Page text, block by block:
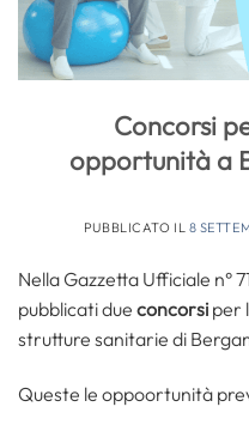
Concorsi
opportunità a
PUBBLICATO IL 8
Nella Gazzetta Ufficiale n°
pubblicati due concorsi per
strutture sanitarie di
Queste le oppoortunità